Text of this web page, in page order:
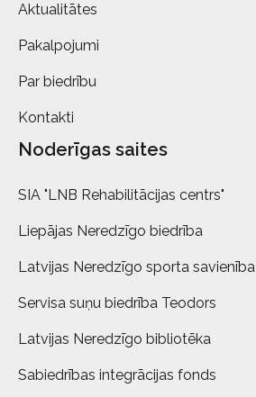
Aktualitātes
Pakalpojumi
Par biedrību
Kontakti
Noderīgas saites
SIA "LNB Rehabilitācijas centrs"
Liepājas Neredzīgo biedrība
Latvijas Neredzīgo sporta savienība
Servisa suņu biedrība Teodors
Latvijas Neredzīgo bibliotēka
Sabiedrības integrācijas fonds